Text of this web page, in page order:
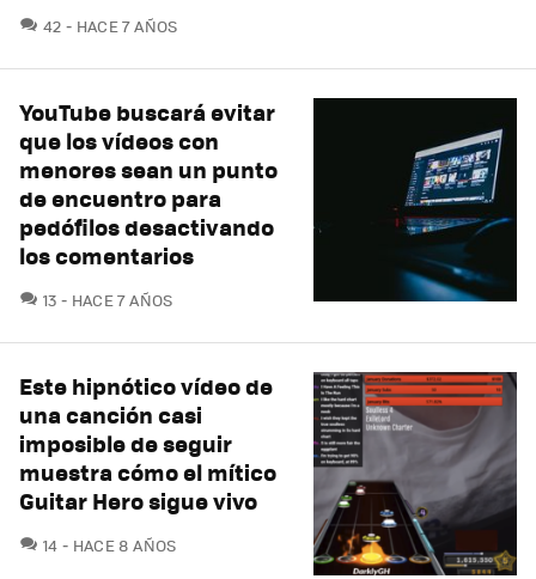
42 COMENTARIOS
HACE 7 AÑOS
YouTube buscará evitar
que los vídeos con
menores sean un punto
de encuentro para
pedófilos desactivando
los comentarios
13 COMENTARIOS
HACE 7 AÑOS
Este hipnótico vídeo de
una canción casi
imposible de seguir
muestra cómo el mítico
Guitar Hero sigue vivo
14 COMENTARIOS
HACE 8 AÑOS